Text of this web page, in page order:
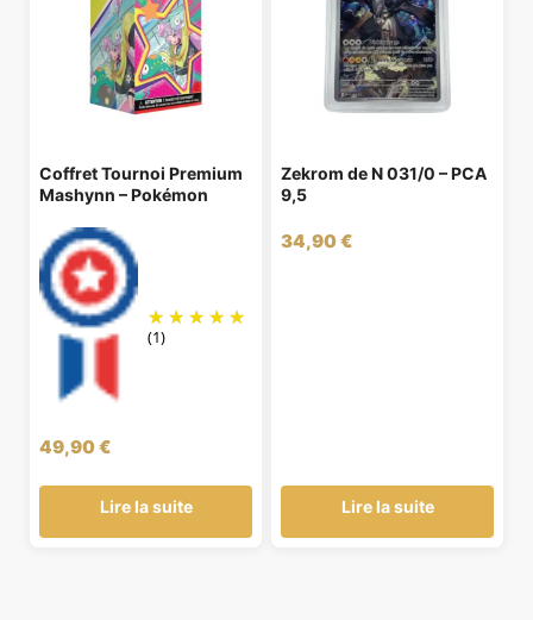
Coffret Tournoi Premium
Mashynn – Pokémon
(1)
49,90€
Lire la suite
Zekrom de N 031/0 – PCA
9,5
34,90€
Lire la suite